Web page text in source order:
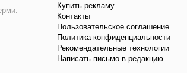
Купить рекламу
Контакты
Пользовательское соглашение
Политика конфиденциальности
Рекомендательные технологии
Написать письмо в редакцию